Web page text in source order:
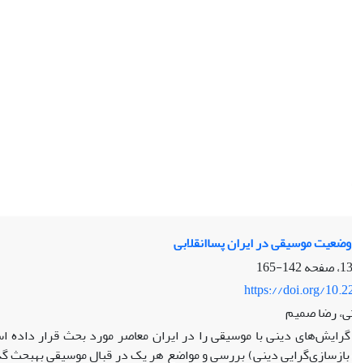
موسیقی در ایران پساانقلابی
142-165
https://doi.org/
رضا صمیم
دینی با موسیقی را در ایران معاصر مورد بحث قرار
بازسازی‌گرایی دینی) بررسی و مواضع هر یک در قبال موسیقی به­بحث